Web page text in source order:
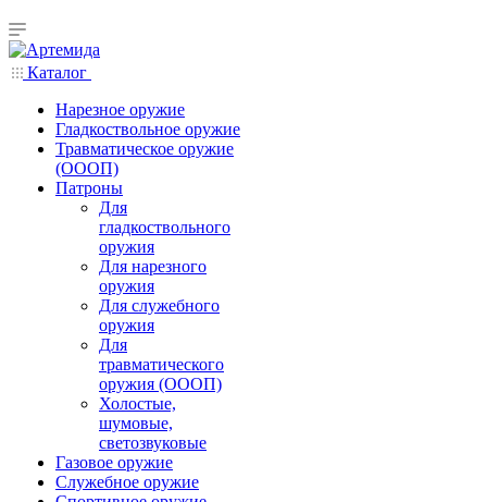
Каталог
Нарезное оружие
Гладкоствольное оружие
Травматическое оружие
(ОООП)
Патроны
Для
гладкоствольного
оружия
Для нарезного
оружия
Для служебного
оружия
Для
травматического
оружия (ОООП)
Холостые,
шумовые,
светозвуковые
Газовое оружие
Служебное оружие